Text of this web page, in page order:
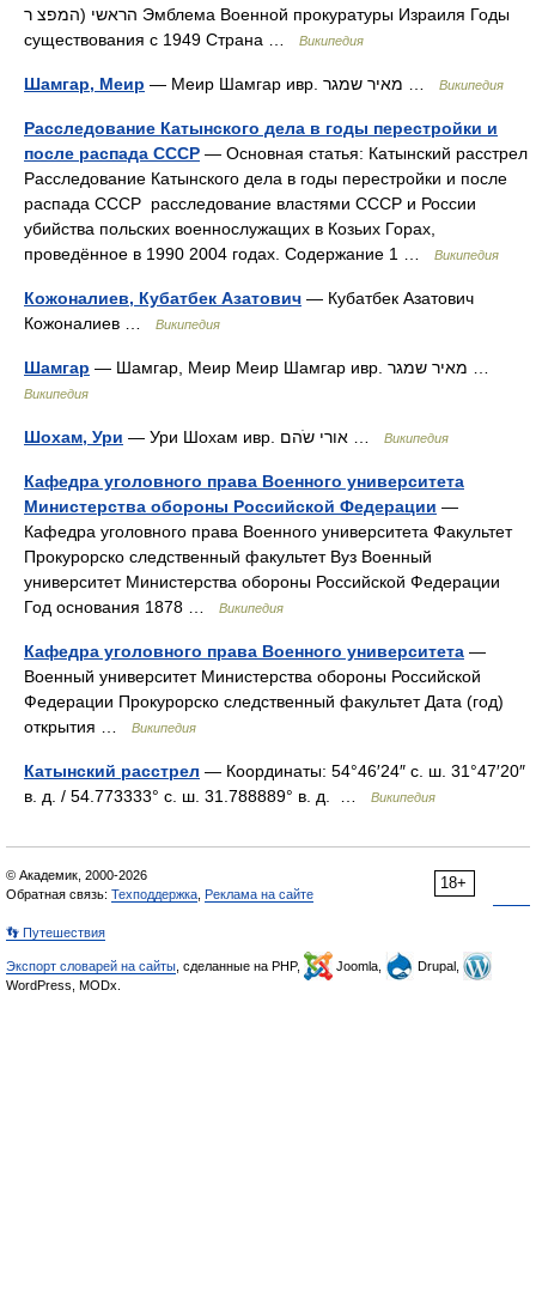
הראשי (המפצ ר Эмблема Военной прокуратуры Израиля Годы
существования с 1949 Страна …
Википедия
Шамгар, Меир Википедия
Расследование Катынского дела в годы перестройки и
после распада СССР — Основная статья: Катынский расстрел
Расследование Катынского дела в годы перестройки и после
распада СССР расследование властями СССР и России
убийства польских военнослужащих в Козьих Горах,
проведённое в 1990 2004 годах. Содержание 1 …
Википедия
Кожоналиев, Кубатбек Азатович — Кубатбек Азатович
Кожоналиев …
Википедия
Шамгар
Википедия
Шохам, Ури Википедия
Кафедра уголовного права Военного университета
Министерства обороны Российской Федерации —
Кафедра уголовного права Военного университета Факультет
Прокурорско следственный факультет Вуз Военный
университет Министерства обороны Российской Федерации
Год основания 1878 …
Википедия
Кафедра уголовного права Военного университета —
Военный университет Министерства обороны Российской
Федерации Прокурорско следственный факультет Дата (год)
открытия …
Википедия
Катынский расстрел — Координаты: 54°46′24″ с. ш. 31°47′20″
в. д. / 54.773333° с. ш. 31.788889° в. д. …
Википедия
18+
© Академик, 2000-2026
Обратная связь: Техподдержка Реклама на сайте
👣 Путешествия
Экспорт словарей на сайты , сделанные на PHP, Joomla,
Drupal,
WordPress, MODx.